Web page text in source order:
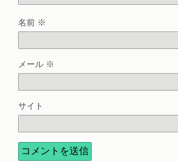
名前 ※
メール ※
サイト